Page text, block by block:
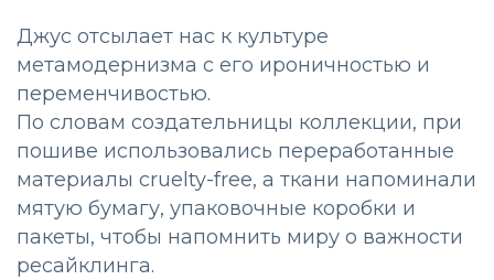
Джус отсылает нас к культуре
метамодернизма с его ироничностью и
переменчивостью.
По словам создательницы коллекции, при
пошиве использовались переработанные
материалы cruelty-free, а ткани напоминали
мятую бумагу, упаковочные коробки и
пакеты, чтобы напомнить миру о важности
ресайклинга.